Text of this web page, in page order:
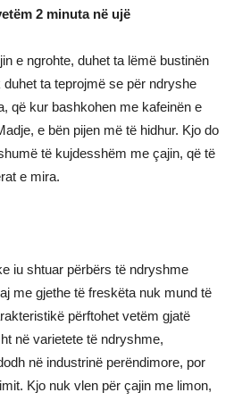
2 minuta në ujë
e ngrohte, duhet ta lëmë bustinën
ta teprojmë se për ndryshe
që kur bashkohen me kafeinën e
e bën pijen më të hidhur. Kjo do
të kujdesshëm me çajin, që të
e mira.
iu shtuar përbërs të ndryshme
me gjethe të freskëta nuk mund të
përftohet vetëm gjatë
në varietete të ndryshme,
në industrinë perëndimore, por
Kjo nuk vlen për çajin me limon,